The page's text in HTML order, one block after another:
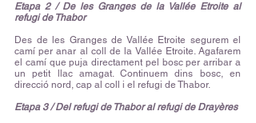
Etapa 2 / De les Granges de la Vallée Etroite al
refugi de Thabor
Des de les Granges de Vallée Etroite segurem el
camí per anar al coll de la Vallée Etroite. Agafarem
el camí que puja directament pel bosc per arribar a
un petit llac amagat. Continuem dins bosc, en
direcció nord, cap al coll i el refugi de Thabor.
Etapa 3 / Del refugi de Thabor al refugi de Drayères